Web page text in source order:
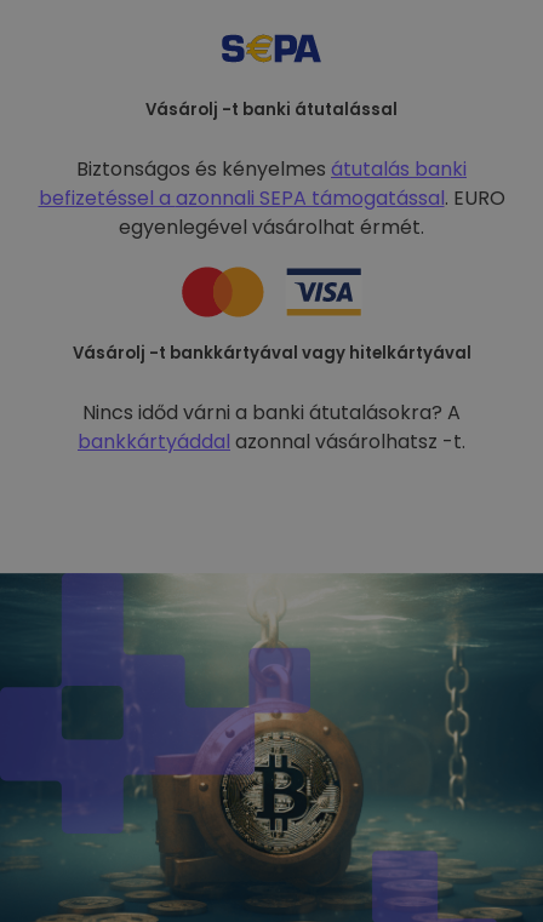
Vásárolj -t banki átutalással
Biztonságos és kényelmes átutalás banki
befizetéssel a azonnali SEPA támogatással. EURO
egyenlegével vásárolhat érmét.
Vásárolj -t bankkártyával vagy hitelkártyával
Nincs időd várni a banki átutalásokra? A
bankkártyáddal azonnal vásárolhatsz -t.